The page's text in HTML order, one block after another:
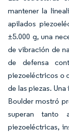
mantener la
apilados
±5.000 g, una
de vibración de
de defensa
piezoeléctricos o
de las piezas.
Boulder mostró
superan tanto
piezoeléctricas,